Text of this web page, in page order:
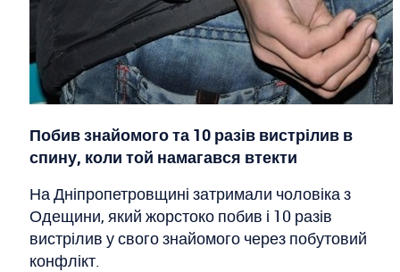
Побив знайомого та 10 разів вистрілив в
спину, коли той намагався втекти
На Дніпропетровщині затримали чоловіка з
Одещини, який жорстоко побив і 10 разів
вистрілив у свого знайомого через побутовий
конфлікт.